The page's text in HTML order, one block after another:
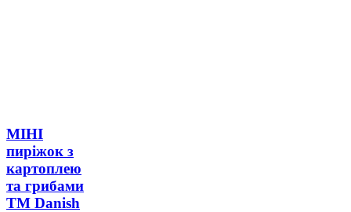
МІНІ
пиріжок з
картоплею
та грибами
ТМ Danish